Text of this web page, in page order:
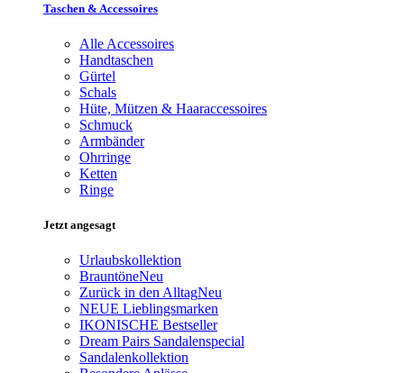
Taschen & Accessoires
Alle Accessoires
Handtaschen
Gürtel
Schals
Hüte, Mützen & Haaraccessoires
Schmuck
Armbänder
Ohrringe
Ketten
Ringe
Jetzt angesagt
Urlaubskollektion
BrauntöneNeu
Zurück in den AlltagNeu
NEUE Lieblingsmarken
IKONISCHE Bestseller
Dream Pairs Sandalenspecial
Sandalenkollektion